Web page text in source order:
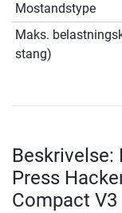
Mostandstype
Maks.
stang)
Beskrivelse:
Press
Compact V3